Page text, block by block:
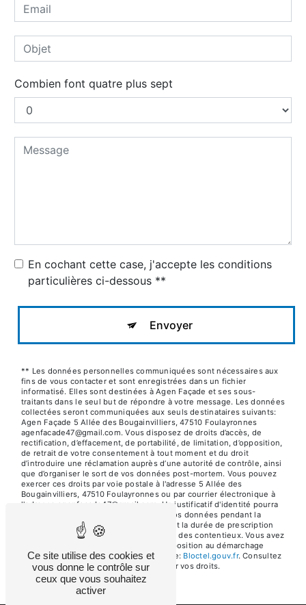
Combien font quatre plus sept
En cochant cette case, j'accepte les conditions
particulières ci-dessous **
Envoyer
** Les données personnelles communiquées sont nécessaires aux
fins de vous contacter et sont enregistrées dans un fichier
informatisé. Elles sont destinées à Agen Façade et ses sous-
traitants dans le seul but de répondre à votre message. Les données
collectées seront communiquées aux seuls destinataires suivants:
Agen Façade 5 Allée des Bougainvilliers, 47510 Foulayronnes
agenfacade47@gmail.com. Vous disposez de droits d’accès, de
rectification, d’effacement, de portabilité, de limitation, d’opposition,
de retrait de votre consentement à tout moment et du droit
d’introduire une réclamation auprès d’une autorité de contrôle, ainsi
que d’organiser le sort de vos données post-mortem. Vous pouvez
exercer ces droits par voie postale à l'adresse 5 Allée des
Bougainvilliers, 47510 Foulayronnes ou par courrier électronique à
l'adresse agenfacade47@gmail.com. Un justificatif d'identité pourra
vous être demandé. Nous conservons vos données pendant la
période de prise de contact puis pendant la durée de prescription
légale aux fins probatoires et de gestion des contentieux. Vous avez
le droit de vous inscrire sur la liste d'opposition au démarchage
téléphonique, disponible à cette adresse:
Bloctel.gouv.fr. Consultez
le site cnil.fr pour plus d’informations sur vos droits.
Ce site utilise des cookies et
vous donne le contrôle sur
ceux que vous souhaitez
activer